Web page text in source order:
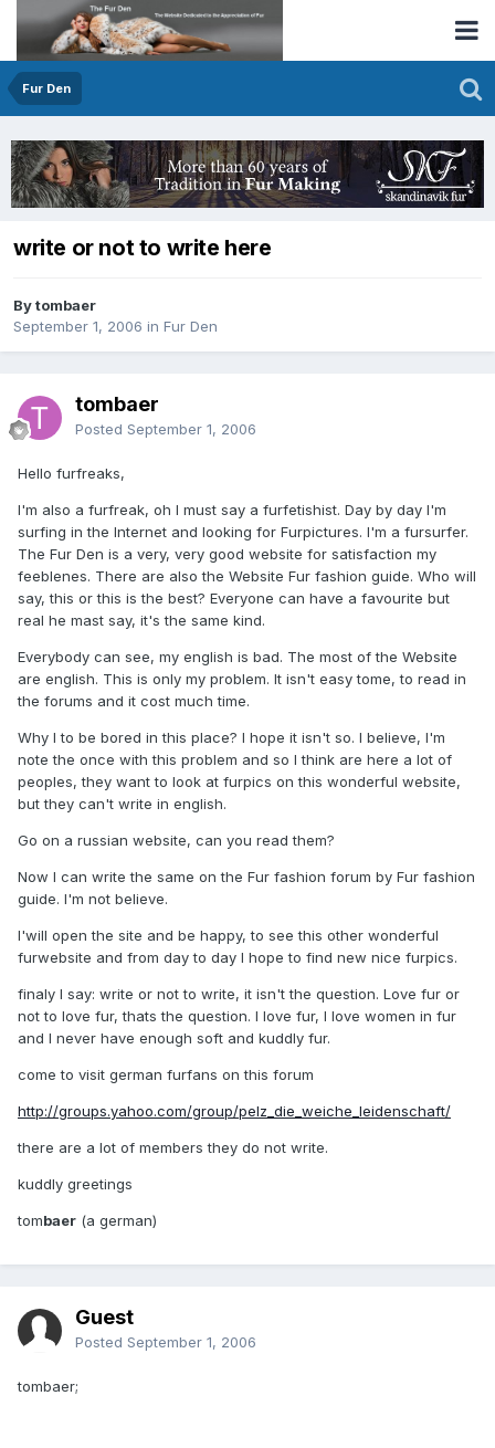
Fur Den
write or not to write here
By tombaer
September 1, 2006 in Fur Den
tombaer
Posted September 1, 2006
Hello furfreaks,
I'm also a furfreak, oh I must say a furfetishist. Day by day I'm
surfing in the Internet and looking for Furpictures. I'm a fursurfer.
The Fur Den is a very, very good website for satisfaction my
feeblenes. There are also the Website Fur fashion guide. Who will
say, this or this is the best? Everyone can have a favourite but
real he mast say, it's the same kind.
Everybody can see, my english is bad. The most of the Website
are english. This is only my problem. It isn't easy tome, to read in
the forums and it cost much time.
Why I to be bored in this place? I hope it isn't so. I believe, I'm
note the once with this problem and so I think are here a lot of
peoples, they want to look at furpics on this wonderful website,
but they can't write in english.
Go on a russian website, can you read them?
Now I can write the same on the Fur fashion forum by Fur fashion
guide. I'm not believe.
I'will open the site and be happy, to see this other wonderful
furwebsite and from day to day I hope to find new nice furpics.
finaly I say: write or not to write, it isn't the question. Love fur or
not to love fur, thats the question. I love fur, I love women in fur
and I never have enough soft and kuddly fur.
come to visit german furfans on this forum
http://groups.yahoo.com/group/pelz_die_weiche_leidenschaft/
there are a lot of members they do not write.
kuddly greetings
tombaer (a german)
Guest
Posted September 1, 2006
tombaer;